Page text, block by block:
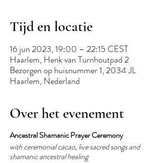
Tijd en locatie
16 jun 2023, 19:00 – 22:15 CEST
Haarlem, Henk van Turnhoutpad 2
Bezorgen op huisnummer 1, 2034 JL
Haarlem, Nederland
Over het evenement
Ancestral Shamanic Prayer Ceremony
with ceremonial cacao, live sacred songs and
shamanic ancestral healing